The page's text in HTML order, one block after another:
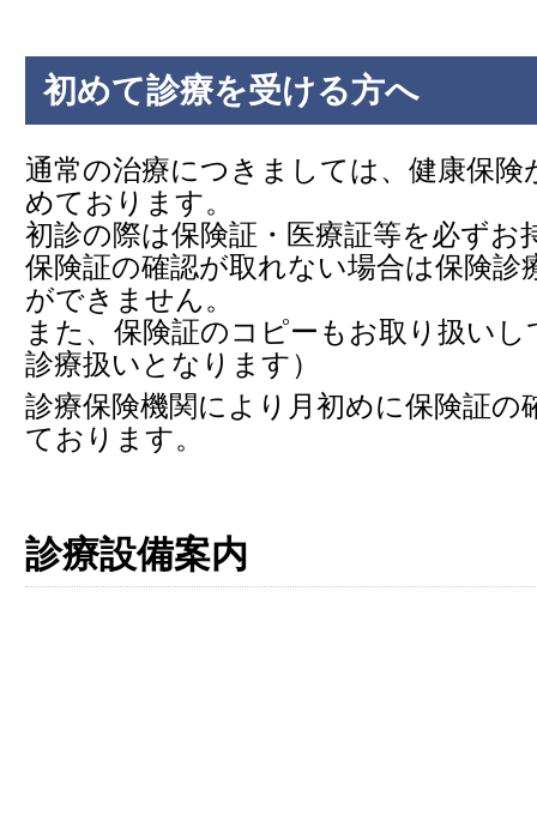
初めて診療を受ける方へ
通常の治療につきましては、健康保
めております。
初診の際は保険証・医療証等を必ずお
保険証の確認が取れない場合は保険診
ができません。
また、保険証のコピーもお取り扱い
診療扱いとなります）
診療保険機関により月初めに保険証の
ております。
診療設備案内